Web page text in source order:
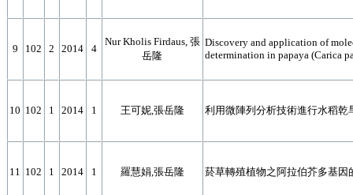
9 102 2 2014 4
Nur Kholis Firdaus, 張
岳隆
Discovery and application of
determination in papaya (Carica
10 102 1 2014 1 王可妮,張岳隆 利用微陣列分析技術進行水稻乾
11 102 1 2014 1 羅慧娟,張岳隆 菸草轉殖植物之阿拉伯芥多基因